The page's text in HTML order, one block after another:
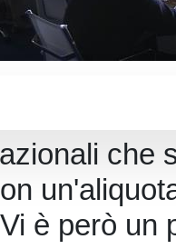
che
è però un